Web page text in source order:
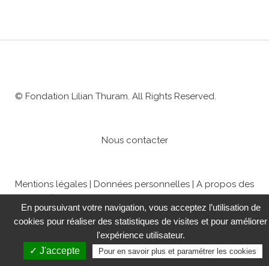
© Fondation Lilian Thuram. All Rights Reserved.
Nous contacter
Mentions légales | Données personnelles | A propos des
cookies|Paramétrer les cookies
En poursuivant votre navigation, vous acceptez l’utilisation de
cookies pour réaliser des statistiques de visites et pour améliorer
l'expérience utilisateur.
✓ J'accepte
Pour en savoir plus et paramétrer les cookies